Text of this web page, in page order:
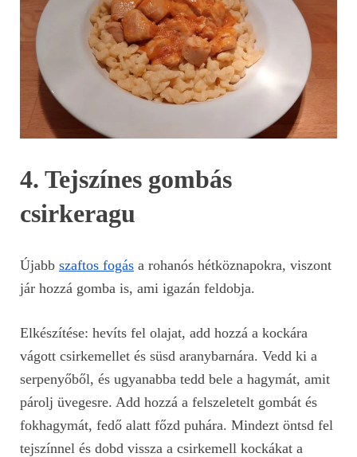
4. Tejszínes gombás
csirkeragu
Újabb szaftos fogás a rohanós hétköznapokra, viszont
jár hozzá gomba is, ami igazán feldobja.
Elkészítése: hevíts fel olajat, add hozzá a kockára
vágott csirkemellet és süsd aranybarnára. Vedd ki a
serpenyőből, és ugyanabba tedd bele a hagymát, amit
párolj üvegesre. Add hozzá a felszeletelt gombát és
fokhagymát, fedő alatt főzd puhára. Mindezt öntsd fel
tejszínnel és dobd vissza a csirkemell kockákat a